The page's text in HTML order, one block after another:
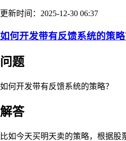
更新时间：2025-12-30 06:37
如何开发带有反馈系统的策略
问题
如何开发带有反馈系统的策略？
解答
比如今天买明天卖的策略，根据股